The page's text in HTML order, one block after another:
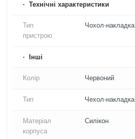
Технічні характеристики
Тип
пристрою
Чохол-накладка
Iнші
Колір Червоний
Тип Чехол-накладка
Матеріал
корпуса
Силікон